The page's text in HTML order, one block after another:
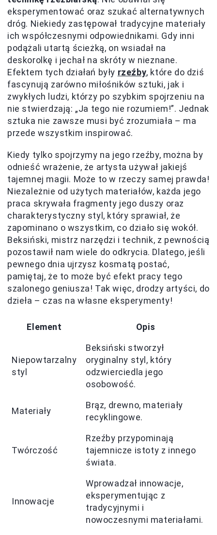
eksperymentować oraz szukać alternatywnych
dróg. Niekiedy zastępował tradycyjne materiały
ich współczesnymi odpowiednikami. Gdy inni
podążali utartą ścieżką, on wsiadał na
deskorolkę i jechał na skróty w nieznane.
Efektem tych działań były rzeźby, które do dziś
fascynują zarówno miłośników sztuki, jak i
zwykłych ludzi, którzy po szybkim spojrzeniu na
nie stwierdzają: „Ja tego nie rozumiem!”. Jednak
sztuka nie zawsze musi być zrozumiała – ma
przede wszystkim inspirować.
Kiedy tylko spojrzymy na jego rzeźby, można by
odnieść wrażenie, że artysta używał jakiejś
tajemnej magii. Może to w rzeczy samej prawda!
Niezależnie od użytych materiałów, każda jego
praca skrywała fragmenty jego duszy oraz
charakterystyczny styl, który sprawiał, że
zapominano o wszystkim, co działo się wokół.
Beksiński, mistrz narzędzi i technik, z pewnością
pozostawił nam wiele do odkrycia. Dlatego, jeśli
pewnego dnia ujrzysz kosmatą postać,
pamiętaj, że to może być efekt pracy tego
szalonego geniusza! Tak więc, drodzy artyści, do
dzieła – czas na własne eksperymenty!
Element Opis
Niepowtarzalny
styl
Beksiński stworzył
oryginalny styl, który
odzwierciedla jego
osobowość.
Materiały
Brąz, drewno, materiały
recyklingowe.
Twórczość
Rzeźby przypominają
tajemnicze istoty z innego
świata.
Innowacje
Wprowadzał innowacje,
eksperymentując z
tradycyjnymi i
nowoczesnymi materiałami.